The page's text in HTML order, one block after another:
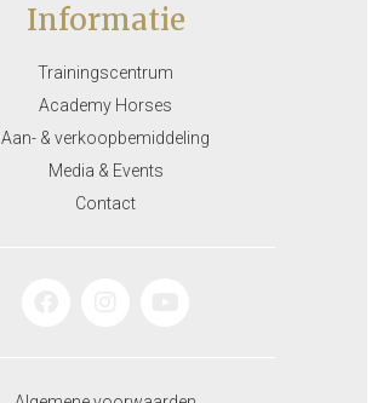
Informatie
Trainingscentrum
Academy Horses
Aan- & verkoopbemiddeling
Media & Events
Contact